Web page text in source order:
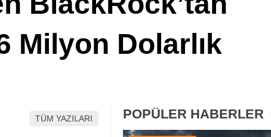
Milyon Dolarlık
TÜM YAZILARI POPÜLER HABERLER